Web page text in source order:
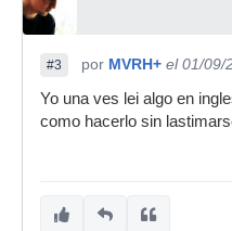
#3 por MVRH+ el 01/09/
Yo una ves lei algo en
como hacerlo sin